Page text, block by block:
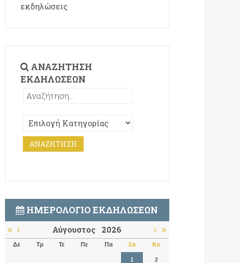
εκδηλώσεις
ΑΝΑΖΉΤΗΣΗ
ΕΚΔΗΛΏΣΕΩΝ
ΗΜΕΡΟΛΌΓΙΟ ΕΚΔΗΛΏΣΕΩΝ
Αύγουστος 2026
Δε Τρ Τε Πε Πα Σα Κυ
1 2